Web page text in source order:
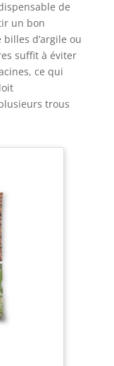
en
de qualité
assure une
en extérieur.
peut être
humide. La
à
de
un bon
d’argile ou
suffit à éviter
ce qui
trous